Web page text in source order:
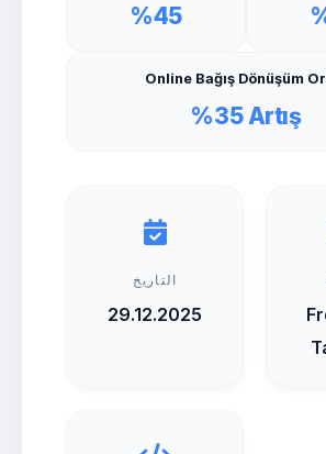
%45
Online Bağış Dönüşüm
%35 Artış
التاريخ
29.12.2025